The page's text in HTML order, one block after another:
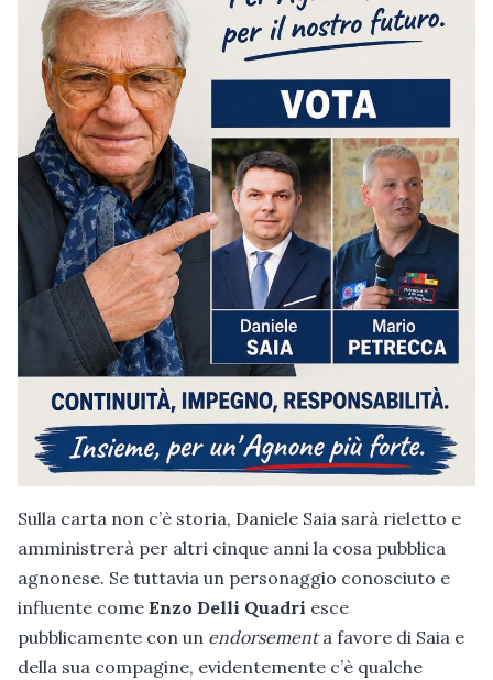
Sulla carta non c’è storia, Daniele Saia sarà rieletto e
amministrerà per altri cinque anni la cosa pubblica
agnonese. Se tuttavia un personaggio conosciuto e
influente come Enzo Delli Quadri esce
pubblicamente con un endorsementa favore di Saia e
della sua compagine, evidentemente c’è qualche